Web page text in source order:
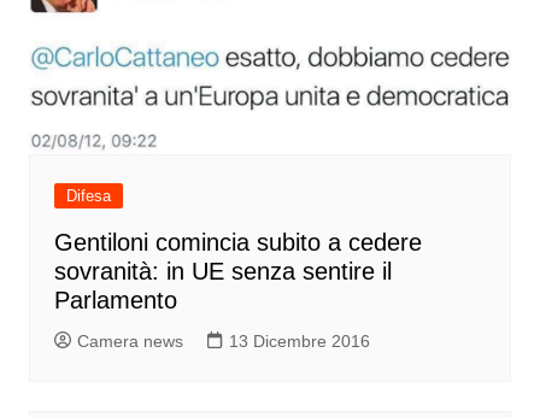
Difesa
Gentiloni comincia subito a cedere
sovranità: in UE senza sentire il
Parlamento
Camera news 13 Dicembre 2016